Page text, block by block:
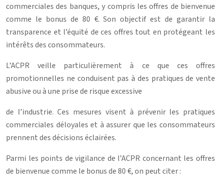
commerciales des banques, y compris les offres de bienvenue
comme le bonus de 80 €. Son objectif est de garantir la
transparence et l’équité de ces offres tout en protégeant les
intérêts des consommateurs.
L’ACPR veille particulièrement à ce que ces offres
promotionnelles ne conduisent pas à des pratiques de vente
abusive ou à une prise de risque excessive
de l’industrie. Ces mesures visent à prévenir les pratiques
commerciales déloyales et à assurer que les consommateurs
prennent des décisions éclairées.
Parmi les points de vigilance de l’ACPR concernant les offres
de bienvenue comme le bonus de 80 €, on peut citer :